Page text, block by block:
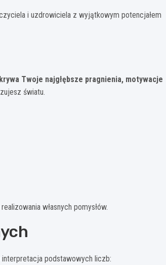
i uzdrowiciela z wyjątkowym potencjałem
Twoje najgłębsze pragnienia, motywacje
światu.
własnych pomysłów.
interpretacja podstawowych liczb: